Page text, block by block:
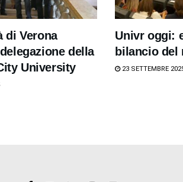
di Verona
della
University
Univr oggi:
bilancio del
23 SETTEMBRE